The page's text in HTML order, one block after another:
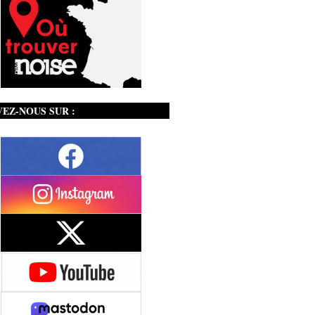
NOUS SUR :